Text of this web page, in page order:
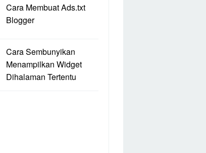
Cara Membuat Ads.txt
Blogger
Cara Sembunyikan
Menampilkan Widget
Dihalaman Tertentu